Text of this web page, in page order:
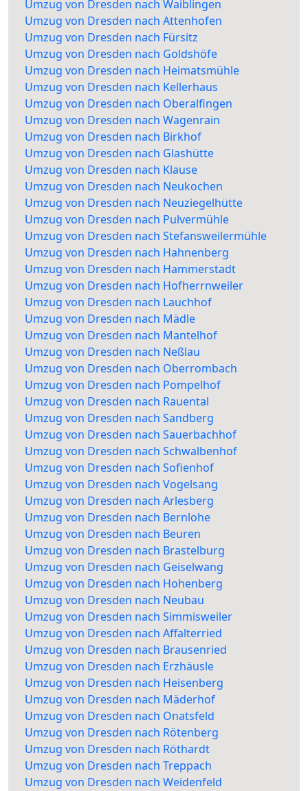
Umzug von Dresden nach Waiblingen
Umzug von Dresden nach Attenhofen
Umzug von Dresden nach Fürsitz
Umzug von Dresden nach Goldshöfe
Umzug von Dresden nach Heimatsmühle
Umzug von Dresden nach Kellerhaus
Umzug von Dresden nach Oberalfingen
Umzug von Dresden nach Wagenrain
Umzug von Dresden nach Birkhof
Umzug von Dresden nach Glashütte
Umzug von Dresden nach Klause
Umzug von Dresden nach Neukochen
Umzug von Dresden nach Neuziegelhütte
Umzug von Dresden nach Pulvermühle
Umzug von Dresden nach Stefansweilermühle
Umzug von Dresden nach Hahnenberg
Umzug von Dresden nach Hammerstadt
Umzug von Dresden nach Hofherrnweiler
Umzug von Dresden nach Lauchhof
Umzug von Dresden nach Mädle
Umzug von Dresden nach Mantelhof
Umzug von Dresden nach Neßlau
Umzug von Dresden nach Oberrombach
Umzug von Dresden nach Pompelhof
Umzug von Dresden nach Rauental
Umzug von Dresden nach Sandberg
Umzug von Dresden nach Sauerbachhof
Umzug von Dresden nach Schwalbenhof
Umzug von Dresden nach Sofienhof
Umzug von Dresden nach Vogelsang
Umzug von Dresden nach Arlesberg
Umzug von Dresden nach Bernlohe
Umzug von Dresden nach Beuren
Umzug von Dresden nach Brastelburg
Umzug von Dresden nach Geiselwang
Umzug von Dresden nach Hohenberg
Umzug von Dresden nach Neubau
Umzug von Dresden nach Simmisweiler
Umzug von Dresden nach Affalterried
Umzug von Dresden nach Brausenried
Umzug von Dresden nach Erzhäusle
Umzug von Dresden nach Heisenberg
Umzug von Dresden nach Mäderhof
Umzug von Dresden nach Onatsfeld
Umzug von Dresden nach Rötenberg
Umzug von Dresden nach Röthardt
Umzug von Dresden nach Treppach
Umzug von Dresden nach Weidenfeld